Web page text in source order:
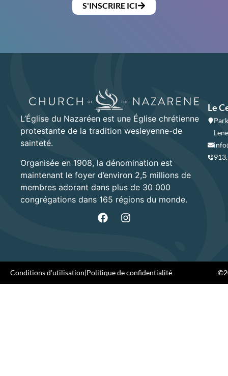
S'INSCRIRE ICI
L’Église du Nazaréen est une Église chrétienne
protestante de la tradition wesleyenne-de
sainteté.
Organisée en 1908, la dénomination est
maintenant le foyer d’environ 2,5 millions de
membres adorant dans plus de 30 000
congrégations dans 165 régions du monde.
Le
Conditions d'utilisation|Politique de confidentialité